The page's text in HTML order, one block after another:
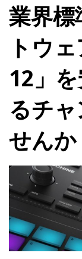
業界標
トウ
12」
るチ
せんか